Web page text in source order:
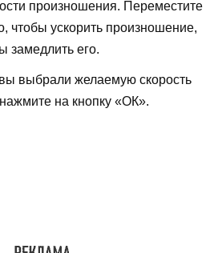
произношения. Переместите
чтобы ускорить произношение,
замедлить его.
вы выбрали желаемую скорость
на кнопку «ОК».